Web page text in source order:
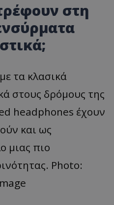
στη
τα κλασικά
στους δρόμους της
headphones έχουν
και ως
μιας πιο
Photo: